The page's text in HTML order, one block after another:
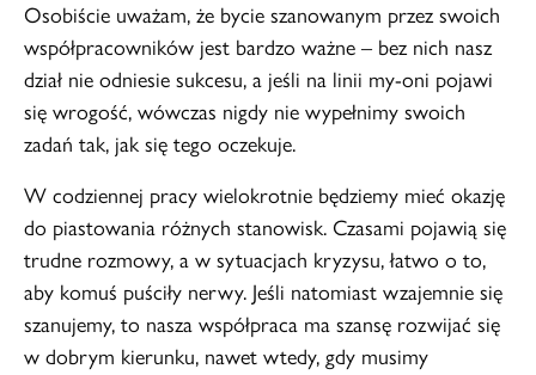
Osobiście uważam, że bycie szanowanym przez swoich
współpracowników jest bardzo ważne – bez nich nasz
dział nie odniesie sukcesu, a jeśli na linii my-oni pojawi
się wrogość, wówczas nigdy nie wypełnimy swoich
zadań tak, jak się tego oczekuje.
W codziennej pracy wielokrotnie będziemy mieć okazję
do piastowania różnych stanowisk. Czasami pojawią się
trudne rozmowy, a w sytuacjach kryzysu, łatwo o to,
aby komuś puściły nerwy. Jeśli natomiast wzajemnie się
szanujemy, to nasza współpraca ma szansę rozwijać się
w dobrym kierunku, nawet wtedy, gdy musimy